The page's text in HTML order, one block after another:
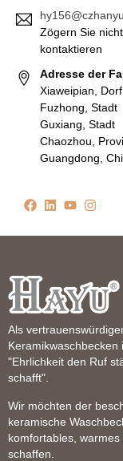
Zögern Sie
kontaktieren
Adresse der
Xiaweipian, Dorf
Fuzhong, Stadt
Guxiang, Stadt
Chaozhou,
Guangdong,
Als
"Ehrlichkeit den Ruf
schafft".
Wir möchten der
keramische
komfortables,
schaffen.